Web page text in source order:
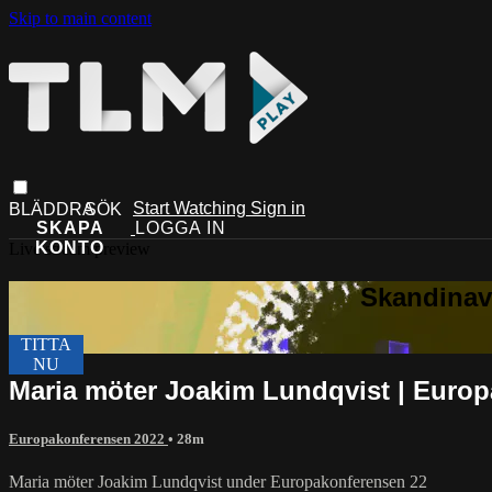
Skip to main content
Start Watching Sign in
Live stream preview
Maria möter Joakim Lundqvist |
Europakonferensen 2022 • 28m
Maria möter Joakim Lundqvist under Europakonferensen 22